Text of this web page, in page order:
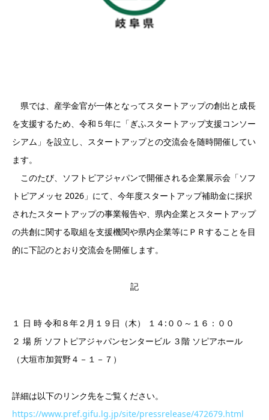
県では、産学金官が一体となってスタートアップの創出と成長
を支援するため、令和５年に「ぎふスタートアップ支援コンソー
シアム」を設立し、スタートアップとの交流会を随時開催してい
ます。
このたび、ソフトピアジャパンで開催される企業展示会「ソフ
トピアメッセ 2026」にて、今年度スタートアップ補助金に採択
されたスタートアップの事業報告や、県内企業とスタートアップ
の共創に関する取組を支援機関や県内企業等にＰＲすることを目
的に下記のとおり交流会を開催します。
記
１ 日 時 令和８年２月１９日（木） １４:００～１６：００
２ 場 所 ソフトピアジャパンセンタービル ３階 ソピアホール
（大垣市加賀野４－１－７）
詳細は以下のリンク先をご覧ください。
https://www.pref.gifu.lg.jp/site/pressrelease/472679.html